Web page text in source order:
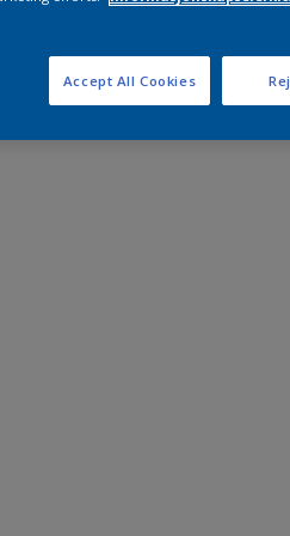
Accept All Cookies